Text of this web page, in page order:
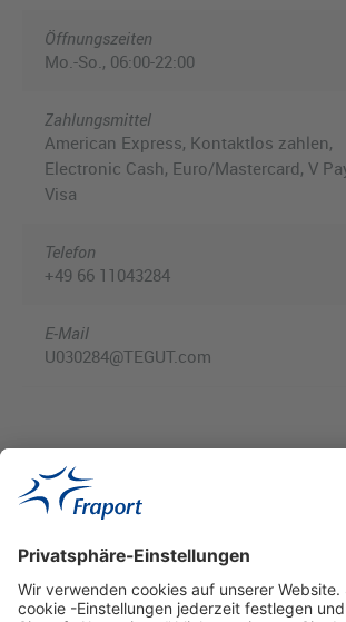
Öffnungszeiten
Mo.-So., 06:00-22:00
Zahlungsmittel
American Express, Kontaktlos zahlen,
Electronic Cash, Euro/Mastercard, V
Visa
Telefon
+49 66 11043284
E-Mail
U030284@TEGUT.com